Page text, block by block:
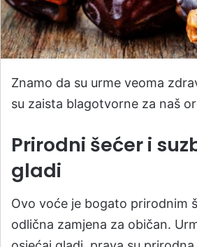
Znamo da su urme veoma
su zaista blagotvorne za naš
Prirodni šećer i
gladi
Ovo voće je bogato prirodnim
odlična zamjena za običan.